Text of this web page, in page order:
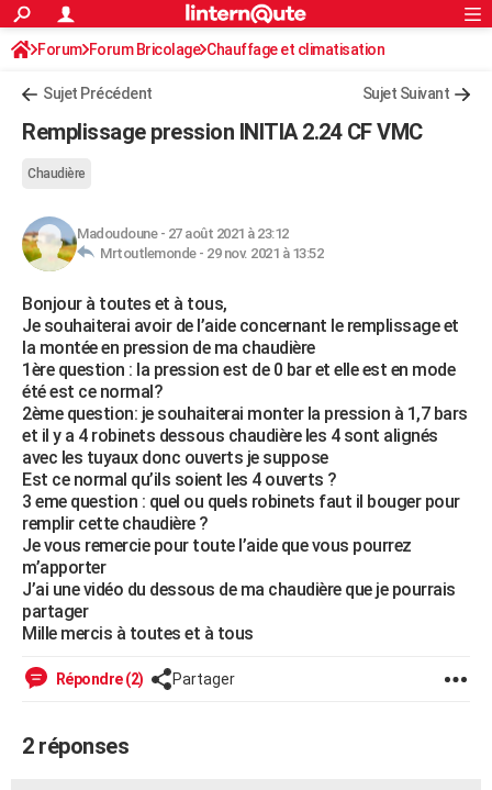
ACTUALITÉS
Politique
Société
Faits Divers
Education
Monde
Villes
+
Essais
Réserver un essai
Citadines
Berlines
SUV
Forum auto
+HIGH-TECH
BRICOLAGE
Forum
Aménagement intérieur
Extérieur
Cuisine
Salle de bains
Jardinage
Rangement
WEEK-END
Guides de France
Escapades
Patrimoine
Expositions
Musées
Week-end nature
LIFESTYLE
Art de vivre
Bien-être
Loisirs
Mode
Modes de vie
SANTE
Alimentation
Guide de la santé
Maladies
Médicaments
Sommeil
VOYAGE
Destinations
City break
Voyage nature
Voyage de noces
Forum
PHOTO
GUIDES D'ACHAT
BONS PLANS
Carte de Noël
Carte Bonne année
Carte Saint-Valentin
Carte Pâques
Carte d'anniversaire
Dictionnaire
Biographies
Citations
Expressions
Proverbes
PROGRAMME TV
Rechercher
S'inscrire
Connexion
Forum Forum Bricolage Chauffage et climatisation
Chauffage Fuel / Gaz / Pétrole
Sujet Précédent Sujet Suivant
Remplissage pression INITIA 2.24 CF VMC
Chaudière
Madoudoune- 27 août 2021 à 23:12
Mrtoutlemonde - 29 nov. 2021 à 13:52
Bonjour à toutes et à tous,
Je souhaiterai avoir de l’aide concernant le remplissage et
la montée en pression de ma chaudière
1ère question : la pression est de 0 bar et elle est en mode
été est ce normal?
2ème question: je souhaiterai monter la pression à 1,7 bars
et il y a 4 robinets dessous chaudière les 4 sont alignés
avec les tuyaux donc ouverts je suppose
Est ce normal qu’ils soient les 4 ouverts ?
3 eme question : quel ou quels robinets faut il bouger pour
remplir cette chaudière ?
Je vous remercie pour toute l’aide que vous pourrez
m’apporter
J’ai une vidéo du dessous de ma chaudière que je pourrais
partager
Mille mercis à toutes et à tous
Répondre (2) Partager
2 réponses